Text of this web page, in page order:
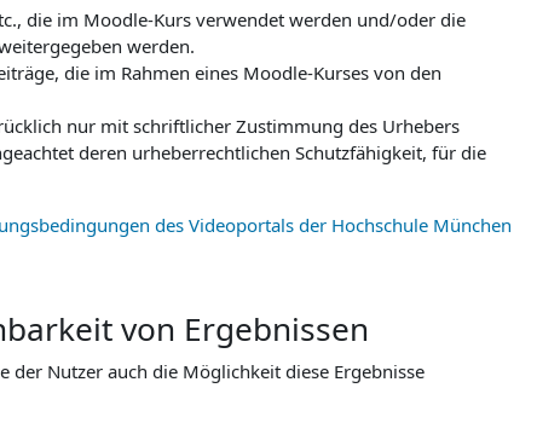
die im Moodle-Kurs verwendet werden und/oder die
werden.
die im Rahmen eines Moodle-Kurses von den
nur mit schriftlicher Zustimmung des Urhebers
deren urheberrechtlichen Schutzfähigkeit, für die
des Videoportals der Hochschule München
von Ergebnissen
der Nutzer auch die Möglichkeit diese Ergebnisse